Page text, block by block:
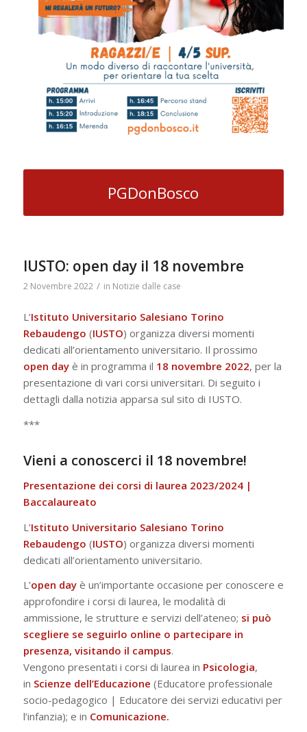
PGDonBosco
IUSTO: open day il 18 novembre
2 Novembre 2022 / in Notizie dalle case
L’Istituto Universitario Salesiano Torino
Rebaudengo (IUSTO) organizza diversi momenti
dedicati all’orientamento universitario. Il prossimo
open dayè in programma il 18 novembre 2022, per la
presentazione di vari corsi universitari. Di seguito i
dettagli dalla notizia apparsa sul sito di IUSTO.
***
Vieni a conoscerci il 18 novembre!
Presentazione dei corsi di laurea 2023/2024 |
Baccalaureato
L’Istituto Universitario Salesiano Torino
Rebaudengo (IUSTO) organizza diversi momenti
dedicati all’orientamento universitario.
L’open dayè un’importante occasione per conoscere e
approfondire i corsi di laurea, le modalità di
ammissione, le strutture e servizi dell’ateneo; si può
scegliere se seguirlo online o partecipare in
presenza, visitando il campus.
Vengono presentati i corsi di laurea in Psicologia,
in Scienze dell’Educazione (Educatore professionale
socio-pedagogico | Educatore dei servizi educativi per
l’infanzia); e in Comunicazione.